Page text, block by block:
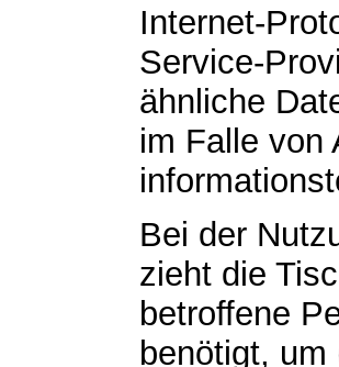
Internet-
Service-
ähnliche
im Falle von
Bei der
zieht die
betroffene
benötigt,